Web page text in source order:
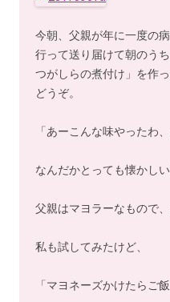
今朝、父親が年に一度の
行って送り届けて朝のう
つがしらの煮付け」を作
どうぞ。
「あーこんな味やったわ
なんだかとっても懐かしい
父親はマヨラーなもので
私も試してみたけど、
「マヨネーズかけたらご